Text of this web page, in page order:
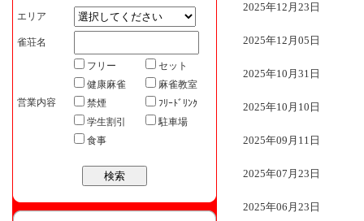
エリア
雀荘名
営業内容
フリー
セット
健康麻雀
麻雀教室
禁煙
ﾌﾘｰﾄﾞﾘﾝｸ
学生割引
駐車場
食事
2025年12月23日
2025年12月05日
2025年10月31日
2025年10月10日
2025年09月11日
2025年07月23日
2025年06月23日